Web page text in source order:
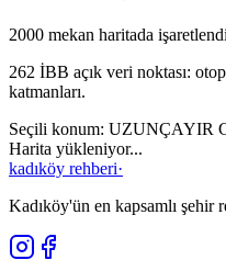
2000 mekan haritada işaretlendi
262 İBB açık veri noktası:
katmanları.
Seçili konum: UZUNÇAYIR
Harita yükleniyor...
kadıköy rehberi·
Kadıköy'ün en kapsamlı şehir